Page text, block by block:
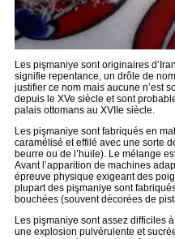
Les pişmaniye sont originaires
signifie repentance, un drôle de
justifier ce nom mais aucune n’est
depuis le XVe siècle et sont
palais ottomans au XVIIe siècle.
Les pişmaniye sont fabriqués en
caramélisé et effilé avec une sorte
beurre ou de l’huile). Le mélange
Avant l’apparition de machines
épreuve physique exigeant des
plupart des pişmaniye sont
bouchées (souvent décorées de
Les pişmaniye sont assez difficiles
une explosion pulvérulente et